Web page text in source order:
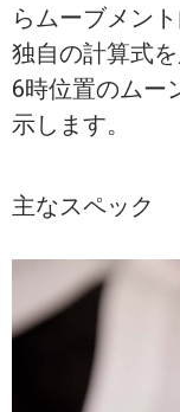
らムーブメン
独自の計算式
6時位置のムー
示します。
主なスペック